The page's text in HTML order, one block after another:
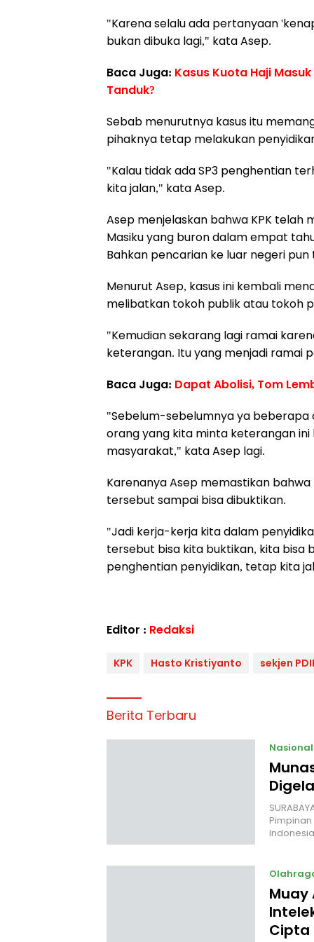
"Karena selalu ada pertanyaan
bukan dibuka lagi," kata Asep.
Baca Juga: Kasus Kuota Haji
Tanduk?
Sebab menurutnya kasus itu
pihaknya tetap melakukan
"Kalau tidak ada SP3 penghentian
kita jalan," kata Asep.
Asep menjelaskan bahwa KPK telah
Masiku yang buron dalam empat
Bahkan pencarian ke luar negeri pun
Menurut Asep, kasus ini kembali
melibatkan tokoh publik atau tokoh
"Kemudian sekarang lagi ramai
keterangan. Itu yang menjadi ramai
Baca Juga: Dapat Abolisi, Tom
"Sebelum-sebelumnya ya beberapa
orang yang kita minta keterangan
masyarakat," kata Asep lagi.
Karenanya Asep memastikan
tersebut sampai bisa dibuktikan.
"Jadi kerja-kerja kita dalam
tersebut bisa kita buktikan, kita bisa
penghentian penyidikan, tetap kita
Editor : Redaksi
KPK Hasto Kristiyanto sekjen
Berita Terbaru
Nasional
Muay
Cipta